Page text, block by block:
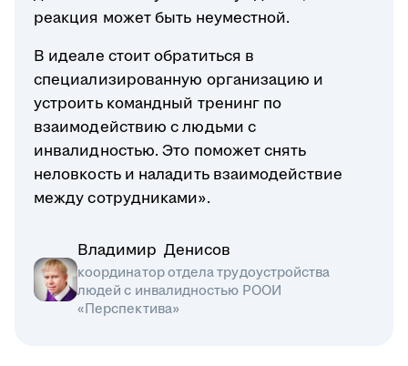
реакция может быть неуместной.
В идеале стоит обратиться в
специализированную организацию и
устроить командный тренинг по
взаимодействию с людьми с
инвалидностью. Это поможет снять
неловкость и наладить взаимодействие
между сотрудниками».
Владимир Денисов
координатор отдела трудоустройства
людей с инвалидностью РООИ
«Перспектива»